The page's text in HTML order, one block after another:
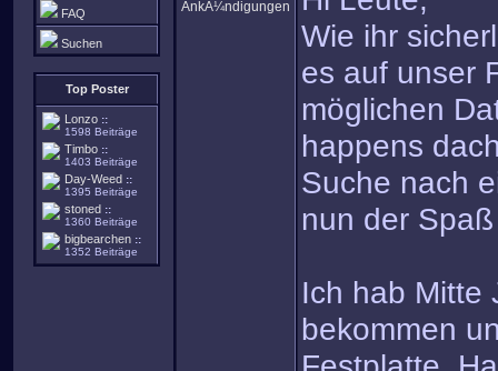
FAQ
Suchen
Top Poster
Lonzo ::
1598 Beiträge
Timbo ::
1403 Beiträge
Day-Weed ::
1395 Beiträge
stoned ::
1360 Beiträge
bigbearchen ::
1352 Beiträge
Wie ihr
es auf unser
möglichen
happens
Suche nach
nun der
Ich hab Mitte
bekommen